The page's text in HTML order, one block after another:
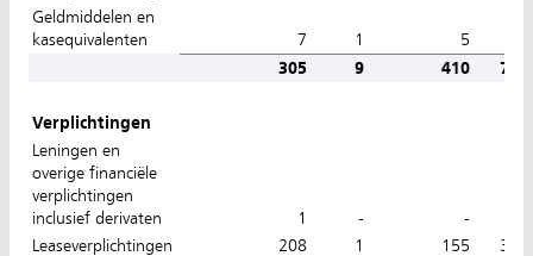
Geldmiddelen en
kasequivalenten
7 1 5
305
9 410 724
Verplichtingen
Leningen en
overige financiële
verplichtingen
inclusief derivaten
1 - -
Leaseverplichtingen
208 1 155
364